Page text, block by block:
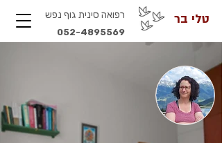
טלי בר רפואה סינית גוף נפש
052-4895569